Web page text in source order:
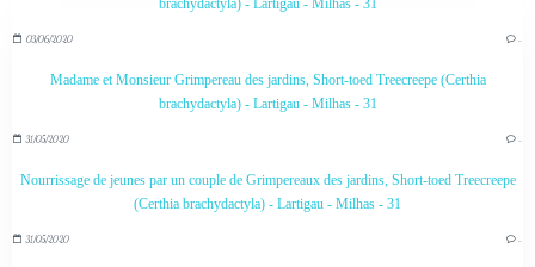
brachydactyla) - Lartigau - Milhas - 31
03/06/2020 …
Madame et Monsieur Grimpereau des jardins, Short-toed Treecreepe (Certhia
brachydactyla) - Lartigau - Milhas - 31
31/05/2020 …
Nourrissage de jeunes par un couple de Grimpereaux des jardins, Short-toed Treecreepe
(Certhia brachydactyla) - Lartigau - Milhas - 31
31/05/2020 …